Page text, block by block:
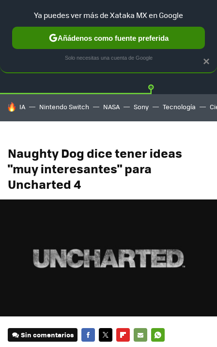
Twitter
HOY SE HABLA DE
IA Nintendo Switch NASA Sony Tecnología
Naughty Dog dice tener ideas
"muy interesantes" para
Uncharted 4
Sin comentarios
×
Ya puedes ver más de Xataka MX en Google
Añádenos como fuente preferida
Solo necesitas una cuenta de Google